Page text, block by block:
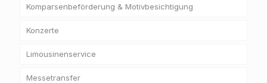
Komparsenbeförderung & Motivbesichtigung
Konzerte
Limousinenservice
Messetransfer